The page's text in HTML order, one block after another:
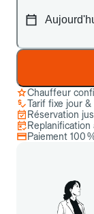
Chauffeur
Tarif fixe jour
Réservation
Paiement 100